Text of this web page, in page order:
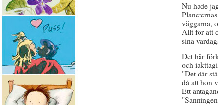
Nu hade
väggarna,
Allt för att
sina
Det här
och
"Det där
då att hon
Ett